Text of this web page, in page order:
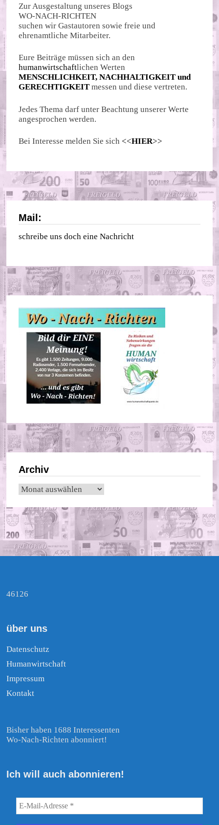
Zur Ausgestaltung unseres Blogs
WO-NACH-RICHTEN
suchen wir Gastautoren sowie freie und
ehrenamtliche Mitarbeiter.
Eure Beiträge müssen sich an den
humanwirtschaftlichen Werten
MENSCHLICHKEIT, NACHHALTIGKEIT und
GERECHTIGKEIT messen und diese vertreten.
Jedes Thema darf unter Beachtung unserer Werte
angesprochen werden.
Bei Interesse melden Sie sich <<HIER>>
Mail:
schreibe uns doch eine Nachricht
Archiv
Archiv
46126
über uns
Datenschutz
Humanwirtschaft
Impressum
Kontakt
Bisher haben 1688 Interessenten
Wo-Nach-Richten abonniert!
Ich will auch abonnieren!